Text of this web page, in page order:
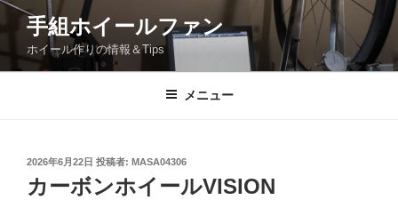
コ
テ
ン
手組ホイールファン
ホイール作りの情報＆Tips
メニュー
投
日:
2026年6月22日 投稿者: MASA04306
カーボンホイールVISION